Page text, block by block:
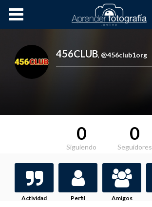
Cursos OnLine
456CLUB, @456club1org
0
Siguiendo
0
Seguidores
Actividad Perfil Amigos